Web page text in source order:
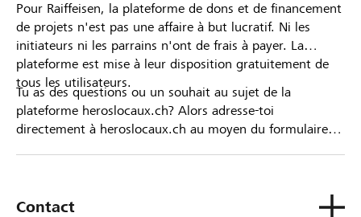
Pour Raiffeisen, la plateforme de dons et de financement
de projets n'est pas une affaire à but lucratif. Ni les
initiateurs ni les parrains n'ont de frais à payer. La
plateforme est mise à leur disposition gratuitement de
tous les utilisateurs.
Tu as des questions ou un souhait au sujet de la
plateforme heroslocaux.ch? Alors adresse-toi
directement à heroslocaux.ch au moyen du formulaire
Contact